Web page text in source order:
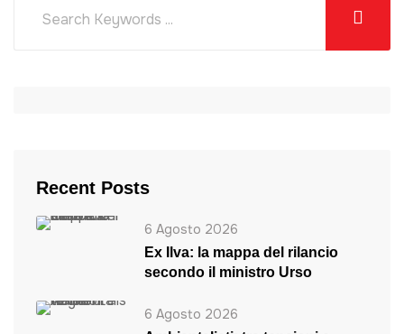
Recent Posts
6 Agosto 2026
Ex Ilva: la mappa del rilancio
secondo il ministro Urso
6 Agosto 2026